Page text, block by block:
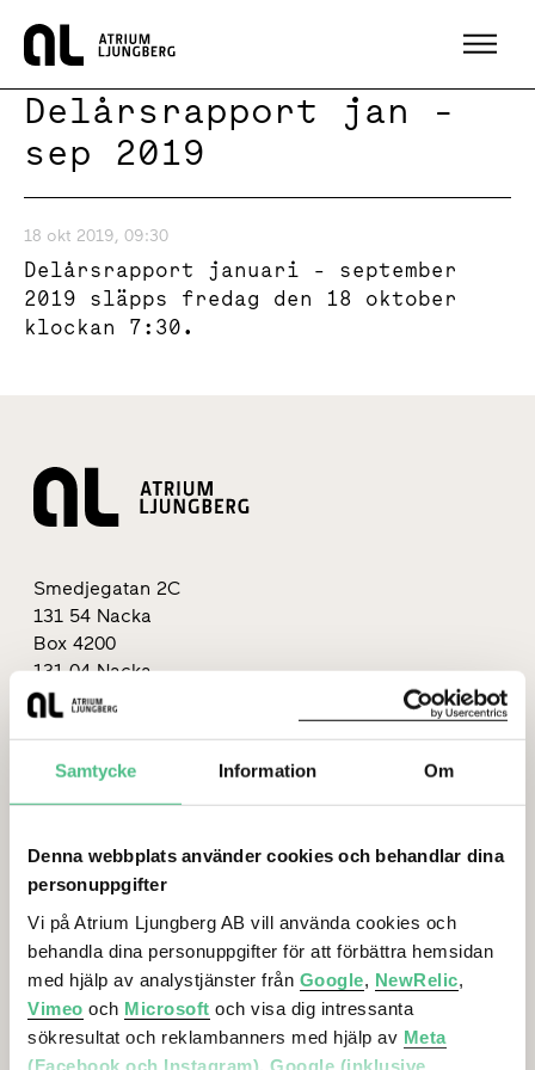
Samtycke Information Om
Denna webbplats använder cookies och behandlar dina
personuppgifter
Vi på Atrium Ljungberg AB vill använda cookies och
behandla dina personuppgifter för att förbättra hemsidan
med hjälp av analystjänster från Google NewRelic
Vimeo och Microsoft och visa dig intressanta
sökresultat och reklambanners med hjälp av Meta
(Facebook och Instagram) Google (inklusive
Hem
Delårsrapport jan -
sep 2019
18 okt 2019, 09:30
Delårsrapport januari - september
2019 släpps fredag den 18 oktober
klockan 7:30.
Smedjegatan 2C
131 54 Nacka
Box 4200
131 04 Nacka
orgnr: 556175-7047
08-615 89 00
info@al.se
Lediga lokaler
Stockholm
Göteborg